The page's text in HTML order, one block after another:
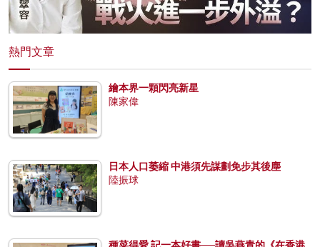
熱門文章
繪本界一顆閃亮新星
陳家偉
日本人口萎縮 中港須先謀劃免步其後塵
陸振球